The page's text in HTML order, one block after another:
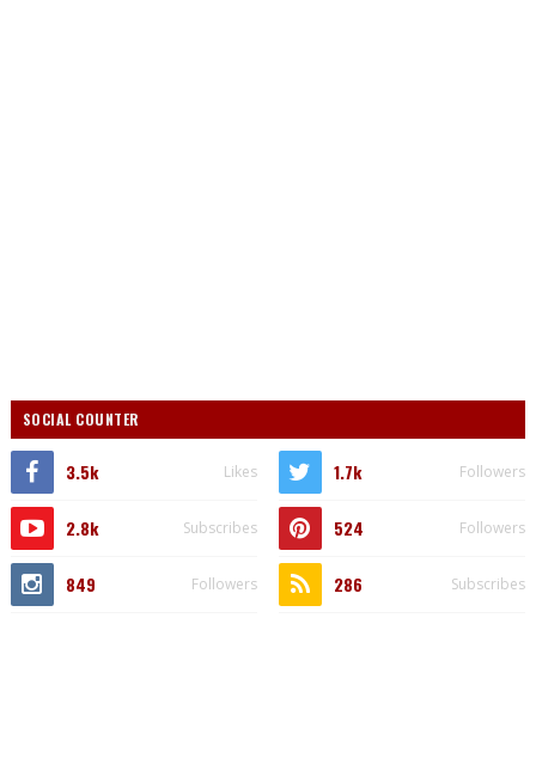
SOCIAL COUNTER
3.5k Likes 1.7k Followers
2.8k Subscribes 524 Followers
849 Followers 286 Subscribes